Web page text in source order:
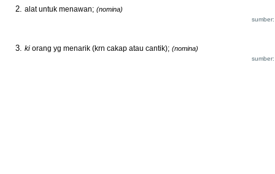
alat untuk menawan; (nomina)
ki orang yg menarik (krn cakap atau cantik); (nomina)